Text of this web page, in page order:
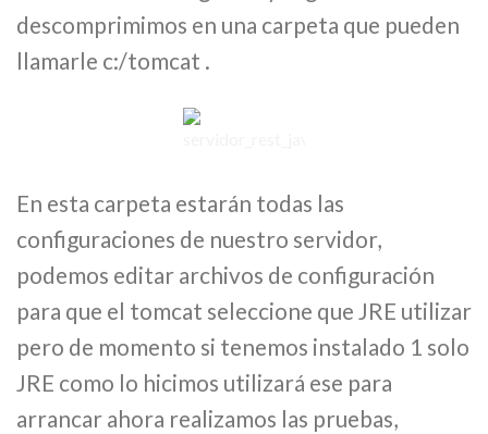
descomprimimos en una carpeta que pueden
llamarle c:/tomcat .
En esta carpeta estarán todas las
configuraciones de nuestro servidor,
podemos editar archivos de configuración
para que el tomcat seleccione que JRE utilizar
pero de momento si tenemos instalado 1 solo
JRE como lo hicimos utilizará ese para
arrancar ahora realizamos las pruebas,